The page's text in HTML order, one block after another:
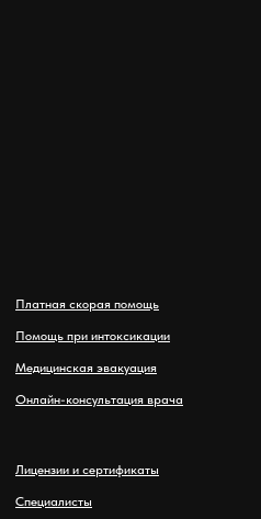
Платная скорая помощь
Помощь при интоксикации
Медицинская эвакуация
Онлайн-консультация врача
Лицензии и сертификаты
Специалисты